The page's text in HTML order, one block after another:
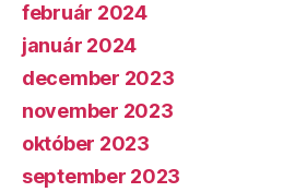
február 2024
január 2024
december 2023
november 2023
október 2023
september 2023